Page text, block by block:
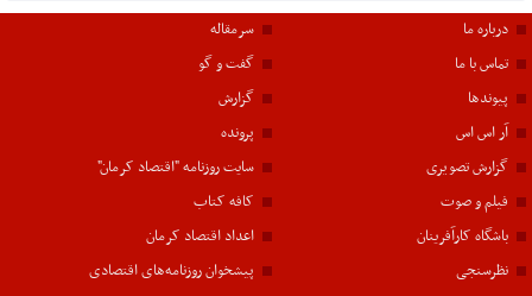
درباره ما
تماس با ما
پیوندها
آر اس اس
سرمقاله
گفت و گو
گزارش
پرونده
گزارش تصویری
فیلم و صوت
باشگاه کارآفرینان
نظرسنجی
سایت روزنامه "اقتصاد کرمان"
کافه کتاب
اعداد اقتصاد کرمان
پیشخوان روزنامه‌های اقتصادی